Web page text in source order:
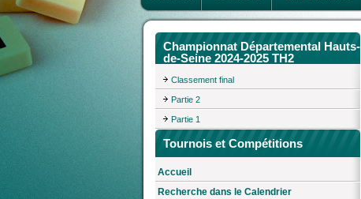
Championnat Départemental Hauts-
de-Seine 2024-2025 TH2
Classement final
Partie 2
Partie 1
Tournois et Compétitions
Accueil
Recherche dans le Calendrier